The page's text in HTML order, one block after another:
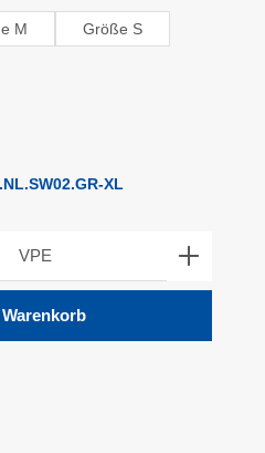
M Größe S
XL
den gewünschten Wert ein
VPE
Warenkorb